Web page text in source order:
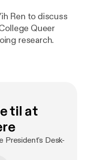
Ren to discuss
Queer
research.
til at
President's Desk-